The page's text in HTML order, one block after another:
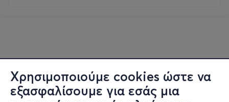
Χρησιμοποιούμε cookies ώστε να
εξασφαλίσουμε για εσάς μια